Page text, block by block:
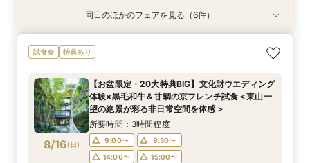
特典あり
8/15(土)
《日本の美しき花嫁へ》伝統と絆を大切にする本
格和婚を実現！有名神社紹介×和婚スタイル相談
所要時間：3時間程度
9:00〜
9:30〜
14:00〜
15:00〜
フェアを予約
特典あり
8/15(土)
【料理重視の方へ】3組限定◆7大特典付き京フ
レンチ試食会 ＜東山を望む絶景空間で黒毛和牛
所要時間：3時間程度
9:00〜
9:30〜
14:00〜
15:00〜
フェアを予約
特典あり
8/15(土)
【70名以上ご検討の方】京都最大級の会場見学×
口コミ高評価2万円相当試食
9:00〜
9:30〜
14:00〜
15:00〜
フェアを予約
特典あり
8/15(土)
《少人数専用会場が大好評！》家族の絆を結ぶ
アットホームな少人数ウエディングフェア【挙式
試食付き】
所要時間：3時間程度
9:00〜
9:30〜
14:00〜
15:00〜
フェアを予約
特典あり
8/15(土)
【おもてなし重視の方必見】歴史×モダンの寛ぎ
空間＆特別試食会
9:00〜
9:30〜
14:00〜
15:00〜
フェアを予約
特典あり
8/15(土)
【東京開催】関東在住の方必見《フナツル》出張
ご相談会＆お打合せ【式場選び～結婚式の準備・
や新幹線代プレゼントも！
所要時間：3時間程度
9:00〜 15:00〜
フェアを予約
同日のほかのフェアを見る（6件）
試食会 特典あり
8/16(日)
【お盆限定・20大特典BIG】文化財ウエディング
体験×黒毛和牛＆甘鯛の京フレンチ試食＜東山一
望の絶景が彩る非日常空間を体感＞
所要時間：3時間程度
9:00〜
9:30〜
14:00〜
15:00〜